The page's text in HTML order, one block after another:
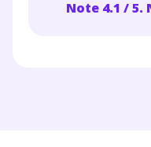
Note 4.1 / 5.